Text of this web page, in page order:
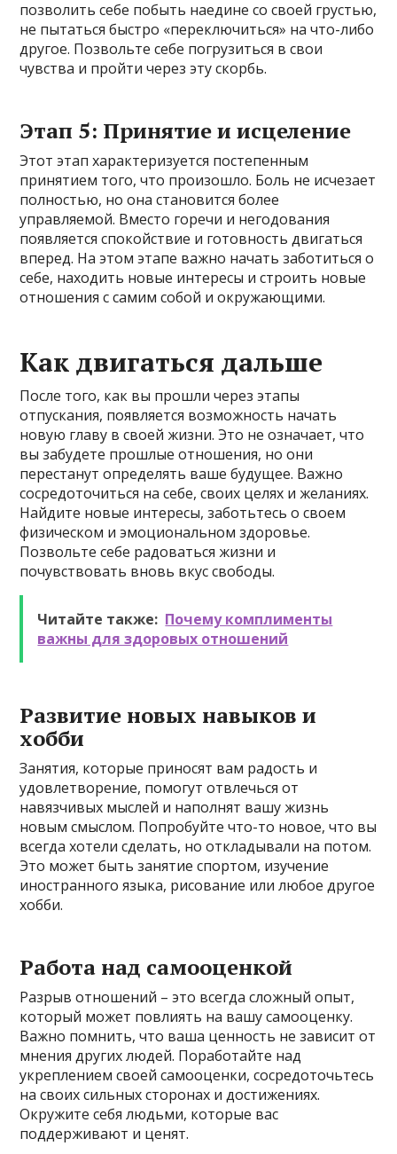
позволить себе побыть наедине со своей грустью,
не пытаться быстро «переключиться» на что-либо
другое. Позвольте себе погрузиться в свои
чувства и пройти через эту скорбь.
Этап 5: Принятие и исцеление
Этот этап характеризуется постепенным
принятием того, что произошло. Боль не исчезает
полностью, но она становится более
управляемой. Вместо горечи и негодования
появляется спокойствие и готовность двигаться
вперед. На этом этапе важно начать заботиться о
себе, находить новые интересы и строить новые
отношения с самим собой и окружающими.
Как двигаться дальше
После того, как вы прошли через этапы
отпускания, появляется возможность начать
новую главу в своей жизни. Это не означает, что
вы забудете прошлые отношения, но они
перестанут определять ваше будущее. Важно
сосредоточиться на себе, своих целях и желаниях.
Найдите новые интересы, заботьтесь о своем
физическом и эмоциональном здоровье.
Позвольте себе радоваться жизни и
почувствовать вновь вкус свободы.
Читайте также: Почему комплименты
важны для здоровых отношений
Развитие новых навыков и
хобби
Занятия, которые приносят вам радость и
удовлетворение, помогут отвлечься от
навязчивых мыслей и наполнят вашу жизнь
новым смыслом. Попробуйте что-то новое, что вы
всегда хотели сделать, но откладывали на потом.
Это может быть занятие спортом, изучение
иностранного языка, рисование или любое другое
хобби.
Работа над самооценкой
Разрыв отношений – это всегда сложный опыт,
который может повлиять на вашу самооценку.
Важно помнить, что ваша ценность не зависит от
мнения других людей. Поработайте над
укреплением своей самооценки, сосредоточьтесь
на своих сильных сторонах и достижениях.
Окружите себя людьми, которые вас
поддерживают и ценят.